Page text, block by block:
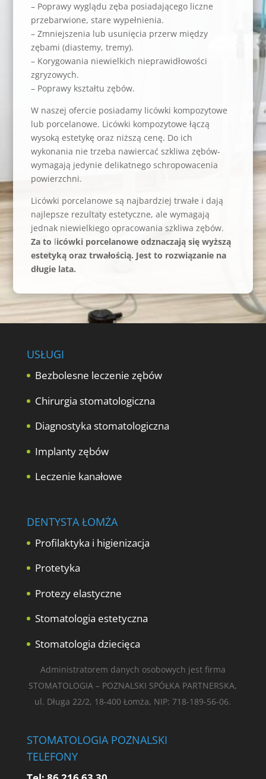
– Poprawy wyglądu zęba posiadającego liczne
przebarwione, stare wypełnienia.
– Zmniejszenia lub usunięcia przerw między
zębami (diastemy, tremy).
– Korygowania niewielkich nieprawidłowości
zgryzowych.
– Poprawy kształtu zębów.
W naszej ofercie posiadamy licówki kompozytowe
lub porcelanowe. Licówki kompozytowe łączą
wysoką estetykę oraz niższą cenę. Do ich
wykonania nie trzeba nawiercać szkliwa zębów-
wymagają jedynie delikatnego schropowacenia
powierzchni.
Licówki porcelanowe są najbardziej trwałe i dają
najlepsze rezultaty estetyczne, ale wymagają
jednak niewielkiego opracowania szkliwa zębów.
Za to licówki porcelanowe odznaczają się wyższą
estetyką oraz trwałością. Jest to rozwiązanie na
długie lata.
USŁUGI
Bezbolesne leczenie zębów
Chirurgia stomatologiczna
Diagnostyka stomatologiczna
Implanty zębów
Leczenie kanałowe
DENTYSTA ŁOMŻA
Profilaktyka i higienizacja
Protetyka
Protezy elastyczne
Stomatologia estetyczna
Stomatologia dziecięca
Administratorem danych osobowych jest firma
STOMATOLOGIA – POZNALSKI SPÓŁKA PARTNERSKA,
ul. Długa 22/2, 18-400 Łomża, NIP: 718-189-56-06.
STOMATOLOGIA POZNALSKI
TELEFONY